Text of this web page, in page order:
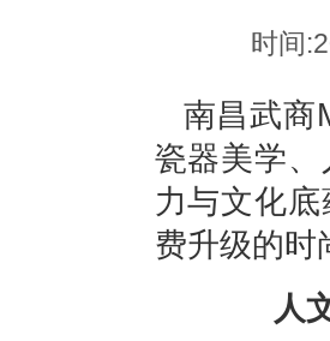
时间
南昌武商
瓷器美学
力与文化
费升级的时
人